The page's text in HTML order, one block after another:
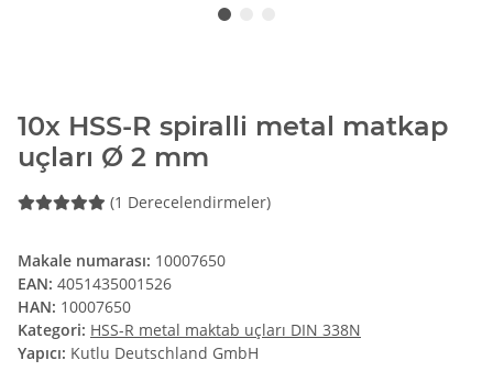
10x HSS-R spiralli metal matkap
uçları Ø 2 mm
(1 Derecelendirmeler)
Makale numarası: 10007650
EAN: 4051435001526
HAN: 10007650
Kategori: HSS-R metal maktab uçları DIN 338N
Yapıcı: Kutlu Deutschland GmbH